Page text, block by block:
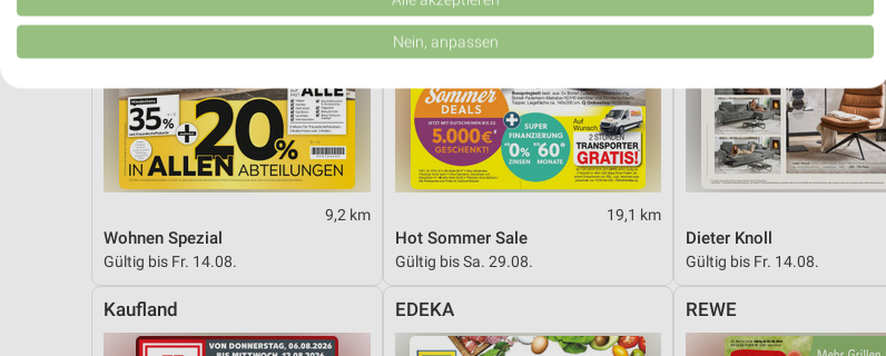
9,2 km
Wohnen Spezial
Gültig bis Fr. 14.08.
19,1 km
Hot Sommer Sale
Gültig bis Sa. 29.08.
Dieter Knoll
Gültig bis Fr. 14.08.
Kaufland EDEKA REWE
Erstellung von Profilen für personalisierte Werbung
Erstellung von Profilen zur Personalisierung von Inhalten
Verwendung von Profilen zur Auswahl personalisierter Inhalte
Messung der Performance von Inhalten
Analyse von Zielgruppen durch Statistiken oder Kombinationen von Daten aus verschiedenen
Nein, anpassen